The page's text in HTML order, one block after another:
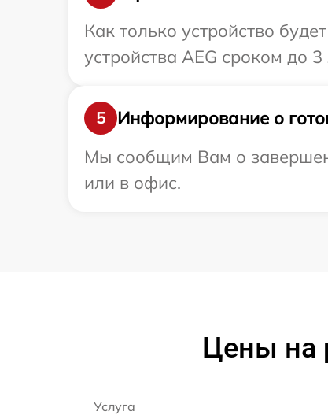
Как только устройство
устройства AEG сроком до 3
5
Информирование о
Мы сообщим Вам о
или в офис.
Цены на
Услуга